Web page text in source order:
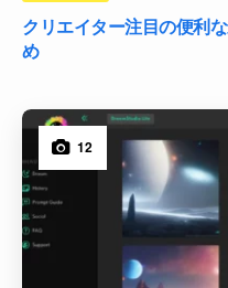
クリエイター注目の便利
め
12